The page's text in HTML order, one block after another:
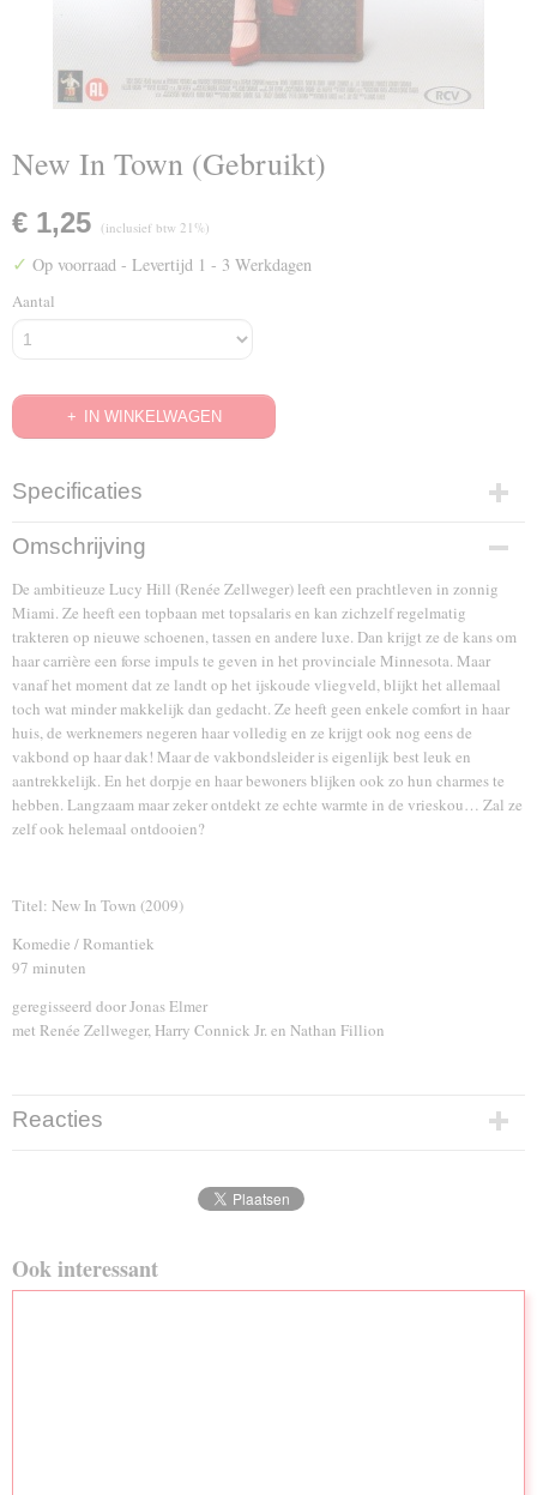
New In Town (Gebruikt)
€ 1,25 (inclusief btw 21%)
✓ Op voorraad - Levertijd 1 - 3 Werkdagen
Aantal
IN WINKELWAGEN
Specificaties
EAN code
8713045218515
Omschrijving
De ambitieuze Lucy Hill (Renée Zellweger) leeft een prachtleven in zonnig
Miami. Ze heeft een topbaan met topsalaris en kan zichzelf regelmatig
trakteren op nieuwe schoenen, tassen en andere luxe. Dan krijgt ze de kans om
haar carrière een forse impuls te geven in het provinciale Minnesota. Maar
vanaf het moment dat ze landt op het ijskoude vliegveld, blijkt het allemaal
toch wat minder makkelijk dan gedacht. Ze heeft geen enkele comfort in haar
huis, de werknemers negeren haar volledig en ze krijgt ook nog eens de
vakbond op haar dak! Maar de vakbondsleider is eigenlijk best leuk en
aantrekkelijk. En het dorpje en haar bewoners blijken ook zo hun charmes te
hebben. Langzaam maar zeker ontdekt ze echte warmte in de vrieskou… Zal ze
zelf ook helemaal ontdooien?
Titel: New In Town (2009)
Komedie / Romantiek
97 minuten
geregisseerd door Jonas Elmer
met Renée Zellweger, Harry Connick Jr. en Nathan Fillion
Reacties
Ook interessant